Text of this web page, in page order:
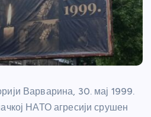
Варварина, 30. мај 1999.
НАТО агресији срушен